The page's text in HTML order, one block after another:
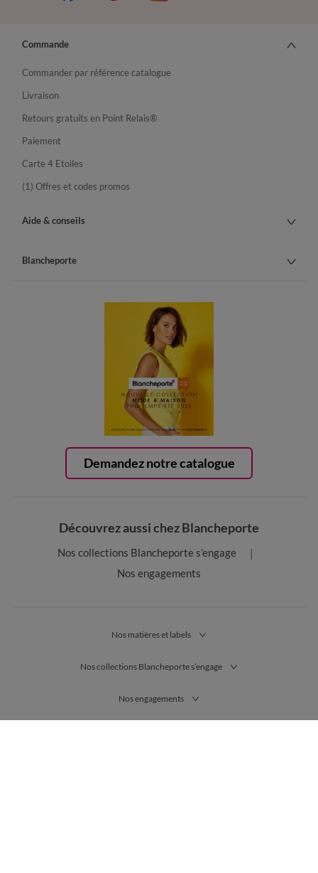
Demandez notre catalogue
Commande
Commander par référence catalogue
Livraison
Retours gratuits en Point Relais®
Paiement
Carte 4 Etoiles
(1) Offres et codes promos
Aide & conseils
Blancheporte
Découvrez aussi chez Blancheporte
Nos collections Blancheporte s’engage
Nos engagements
Nos matières et labels
Nos collections Blancheporte s’engage
Nos engagements